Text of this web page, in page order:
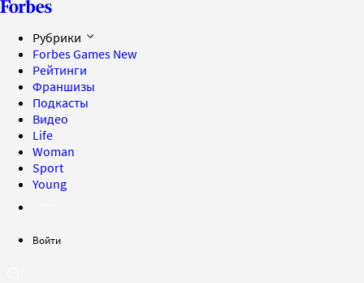
Рубрики
Forbes Games New
Рейтинги
Франшизы
Подкасты
Видео
Life
Woman
Sport
Young
Войти